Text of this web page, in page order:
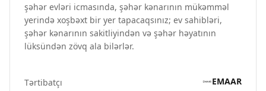
şəhər evləri icmasında, şəhər kənarının mükəmməl
yerində xoşbəxt bir yer tapacaqsınız; ev sahibləri,
şəhər kənarının sakitliyindən və şəhər həyatının
lüksündən zövq ala bilərlər.
Tərtibatçı EMAAR